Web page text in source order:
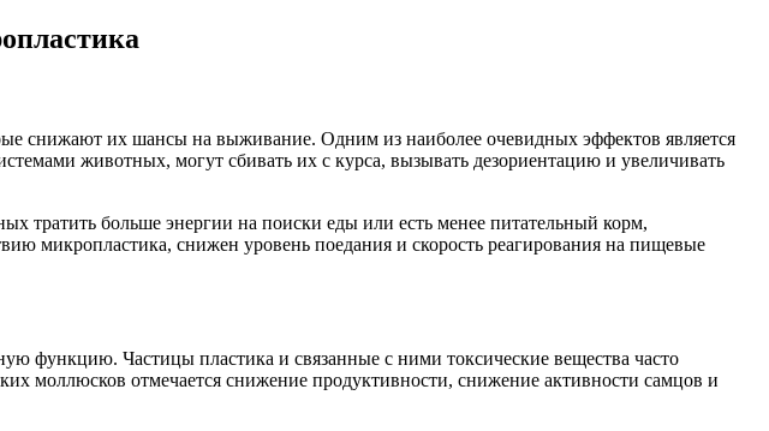
снижают их шансы на выживание. Одним из наиболее очевидных эффектов является
животных, могут сбивать их с курса, вызывать дезориентацию и увеличивать
тратить больше энергии на поиски еды или есть менее питательный корм,
микропластика, снижен уровень поедания и скорость реагирования на пищевые
функцию. Частицы пластика и связанные с ними токсические вещества часто
моллюсков отмечается снижение продуктивности, снижение активности самцов и